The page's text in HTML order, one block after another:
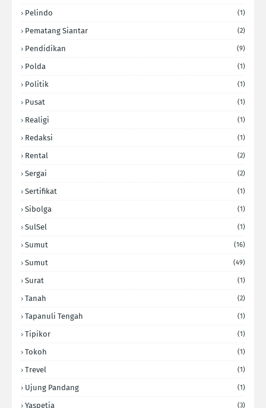
Pelindo (1)
Pematang Siantar (2)
Pendidikan (9)
Polda (1)
Politik (1)
Pusat (1)
Realigi (1)
Redaksi (1)
Rental (2)
Sergai (2)
Sertifikat (1)
Sibolga (1)
SulSel (1)
Sumut (16)
Sumut (49)
Surat (1)
Tanah (2)
Tapanuli Tengah (1)
Tipikor (1)
Tokoh (1)
Trevel (1)
Ujung Pandang (1)
Yaspetia (3)